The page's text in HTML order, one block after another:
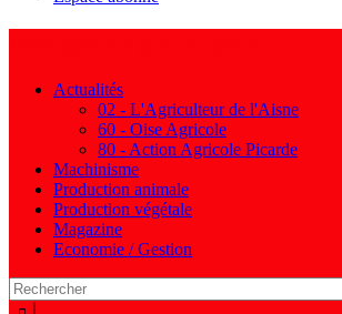
Actualités
02 - L'Agriculteur de l'Aisne
60 - Oise Agricole
80 - Action Agricole Picarde
Machinisme
Production animale
Production végétale
Magazine
Economie / Gestion